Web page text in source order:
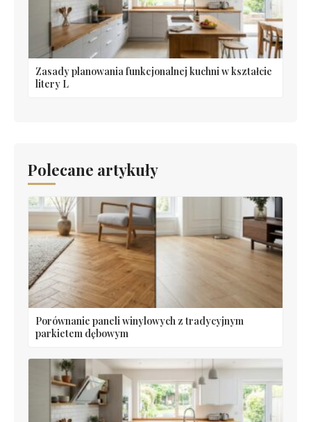
Zasady planowania funkcjonalnej kuchni w kształcie
litery L
Polecane artykuły
Porównanie paneli winylowych z tradycyjnym
parkietem dębowym